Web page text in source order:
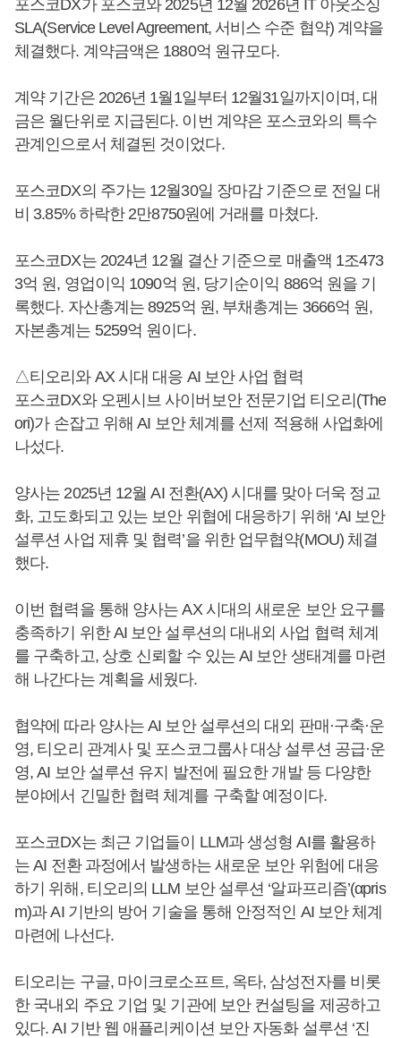
포스코DX가 포스코와 2025년 12월 2026년 IT 아웃소싱
SLA(Service Level Agreement, 서비스 수준 협약) 계약을
체결했다. 계약금액은 1880억 원규모다.
계약 기간은 2026년 1월1일부터 12월31일까지이며, 대
금은 월단위로 지급된다. 이번 계약은 포스코와의 특수
관계인으로서 체결된 것이었다.
포스코DX의 주가는 12월30일 장마감 기준으로 전일 대
비 3.85% 하락한 2만8750원에 거래를 마쳤다.
포스코DX는 2024년 12월 결산 기준으로 매출액 1조473
3억 원, 영업이익 1090억 원, 당기순이익 886억 원을 기
록했다. 자산총계는 8925억 원, 부채총계는 3666억 원,
자본총계는 5259억 원이다.
△티오리와 AX 시대 대응 AI 보안 사업 협력
포스코DX와 오펜시브 사이버보안 전문기업 티오리(The
ori)가 손잡고 위해 AI 보안 체계를 선제 적용해 사업화에
나섰다.
양사는 2025년 12월 AI 전환(AX) 시대를 맞아 더욱 정교
화, 고도화되고 있는 보안 위협에 대응하기 위해 ‘AI 보안
설루션 사업 제휴 및 협력’을 위한 업무협약(MOU) 체결
했다.
이번 협력을 통해 양사는 AX 시대의 새로운 보안 요구를
충족하기 위한 AI 보안 설루션의 대내외 사업 협력 체계
를 구축하고, 상호 신뢰할 수 있는 AI 보안 생태계를 마련
해 나간다는 계획을 세웠다.
협약에 따라 양사는 AI 보안 설루션의 대외 판매·구축·운
영, 티오리 관계사 및 포스코그룹사 대상 설루션 공급·운
영, AI 보안 설루션 유지 발전에 필요한 개발 등 다양한
분야에서 긴밀한 협력 체계를 구축할 예정이다.
포스코DX는 최근 기업들이 LLM과 생성형 AI를 활용하
는 AI 전환 과정에서 발생하는 새로운 보안 위험에 대응
하기 위해, 티오리의 LLM 보안 설루션 ‘알파프리즘’(αpris
m)과 AI 기반의 방어 기술을 통해 안정적인 AI 보안 체계
마련에 나선다.
티오리는 구글, 마이크로소프트, 옥타, 삼성전자를 비롯
한 국내외 주요 기업 및 기관에 보안 컨설팅을 제공하고
있다. AI 기반 웹 애플리케이션 보안 자동화 설루션 ‘진